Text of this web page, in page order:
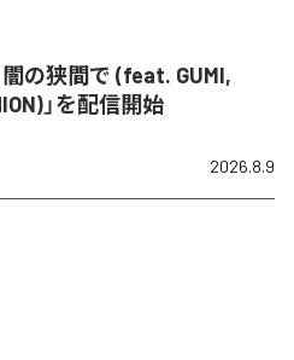
の狭間で (feat. GUMI,
」を配信開始
2026.8.9